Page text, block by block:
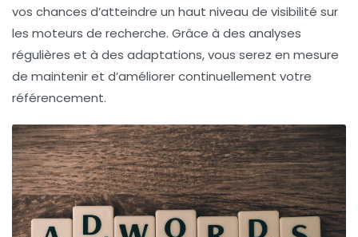
vos chances d’atteindre un haut niveau de visibilité sur
les moteurs de recherche. Grâce à des analyses
régulières et à des adaptations, vous serez en mesure
de maintenir et d’améliorer continuellement votre
référencement.